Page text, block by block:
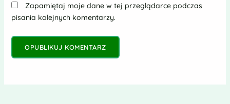
Zapamiętaj moje dane w tej przeglądarce podczas
pisania kolejnych komentarzy.